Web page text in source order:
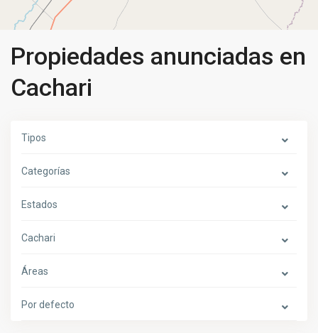
Propiedades anunciadas en
Cachari
Tipos
Categorías
Estados
Cachari
Áreas
Por defecto